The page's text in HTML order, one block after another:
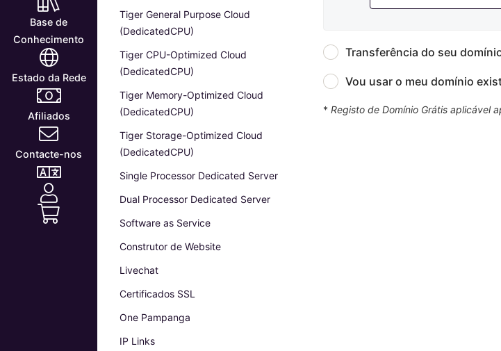
Base de
Conhecimento
Estado da Rede
Afiliados
Contacte-nos
Tiger General Purpose Cloud
(DedicatedCPU)
Tiger CPU-Optimized Cloud
(DedicatedCPU)
Tiger Memory-Optimized Cloud
(DedicatedCPU)
Tiger Storage-Optimized Cloud
(DedicatedCPU)
Single Processor Dedicated Server
Dual Processor Dedicated Server
Software as Service
Construtor de Website
Livechat
Certificados SSL
One Pampanga
IP Links
Transferência do seu
Vou usar o meu domínio
* Registo de Domínio Grátis aplicável